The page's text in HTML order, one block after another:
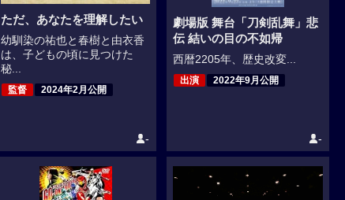
ただ、あなたを理解したい
幼馴染の祐也と春樹と由衣香
は、子どもの頃に見つけた
秘...
監督 2024年2月公開
-
劇場版 舞台「刀剣乱舞」悲
伝 結いの目の不如帰
西暦2205年、歴史改変...
出演 2022年9月公開
-